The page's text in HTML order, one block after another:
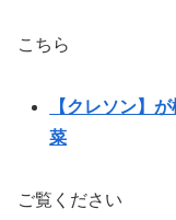
こちら
【クレソン】
菜
ご覧ください